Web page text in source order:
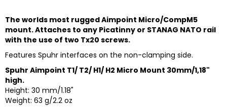
The worlds most rugged Aimpoint Micro/CompM5
mount. Attaches to any Picatinny or STANAG NATO rail
with the use of two Tx20 screws.
Features Spuhr interfaces on the non-clamping side.
Spuhr Aimpoint T1/ T2/ H1/ H2 Micro Mount 30mm/1,18"
high.
Height: 30 mm/1.18"
Weight: 63 g/2.2 oz